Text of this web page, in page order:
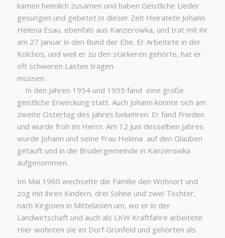
kamen heimlich zusamen und haben Geistliche Lieder
gesungen und gebetet.In dieser Zeit Heiratete Johann
Helena Esau, ebenfals aus Kanzerowka, und trat mit ihr
am 27 Januar in den Bund der Ehe. Er Arbeitete in der
Kolchos, und weil er zu den stärkeren gehörte, hat er
oft schweren Lasten tragen
In den Jahren 1954 und 1955 fand eine große
geistliche Erweckung statt. Auch Johann konnte sich am
zweite Ostertag des Jahres bekehren. Er fand Frieden
und wurde froh im Herrn. Am 12 Juni desselben Jahres
wurde Johann und seine Frau Helena auf den Glauben
getauft und in die Brüdergemeinde in Kanzerowka
aufgenommen.
Im Mai 1960 wechselte die Familie den Wohnort und
zog mit ihren Kindern, drei Söhne und zwei Töchter,
nach Kirgisien in Mittelasien um, wo er in der
Landwirtschaft und auch als LKW Kraftfahre arbeitete.
Hier wohnten sie im Dorf Grünfeld und gehörten als